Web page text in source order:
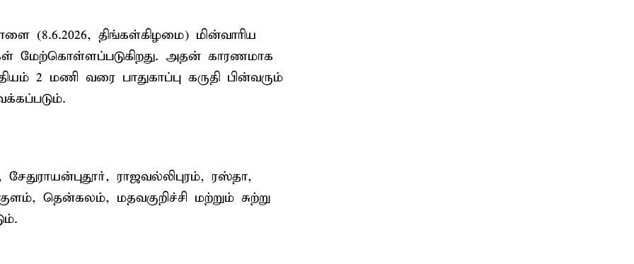
(8.6.2026, திங்கள்கிழமை) மின்வாரிய
மேற்கொள்ளப்படுகிறது. அதன் காரணமாக
2 மணி வரை பாதுகாப்பு கருதி பின்வரும்
ராஜவல்லிபுரம், ரஸ்தா,
தென்கலம், மதவகுறிச்சி மற்றும் சுற்று